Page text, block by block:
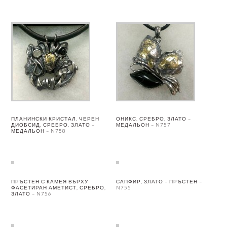
ПЛАНИНСКИ КРИСТАЛ, ЧЕРЕН
ДИОБСИД, СРЕБРО, ЗЛАТО –
МЕДАЛЬОН – N758
ОНИКС, СРЕБРО, ЗЛАТО –
МЕДАЛЬОН – N757
ПРЪСТЕН С КАМЕЯ ВЪРХУ
ФАСЕТИРАН АМЕТИСТ, СРЕБРО,
ЗЛАТО – N756
САПФИР, ЗЛАТО – ПРЪСТЕН –
N755